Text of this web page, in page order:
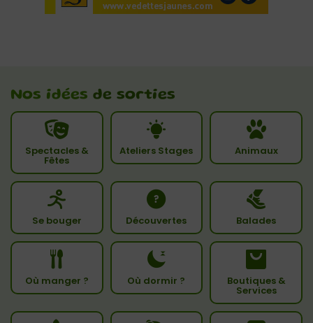
Nos idées de sorties
Spectacles &
Fêtes
Ateliers Stages Animaux
Se bouger Découvertes Balades
Où manger ? Où dormir ? Boutiques &
Services